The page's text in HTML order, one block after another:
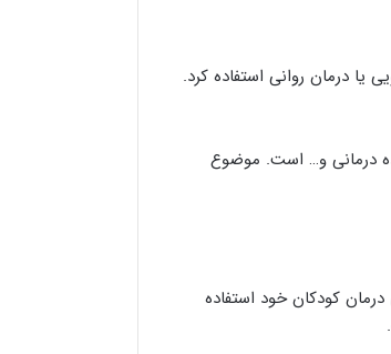
یا درمان روانی استفاده کرد.
درمانی و… است. موضوع
درمان کودکان خود استفاده